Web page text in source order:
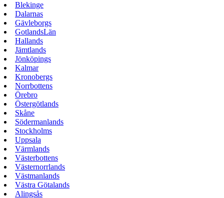
Blekinge
Dalarnas
Gävleborgs
GotlandsLän
Hallands
Jämtlands
Jönköpings
Kalmar
Kronobergs
Norrbottens
Örebro
Östergötlands
Skåne
Södermanlands
Stockholms
Uppsala
Värmlands
Västerbottens
Västernorrlands
Västmanlands
Västra Götalands
Alingsås